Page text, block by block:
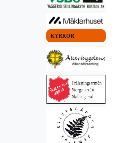
VAGGERYDS KOMMUN
FOTBOLL
Uddamålsförlust i
omstarten
19 juli, 2026 16:55
KYRKOR